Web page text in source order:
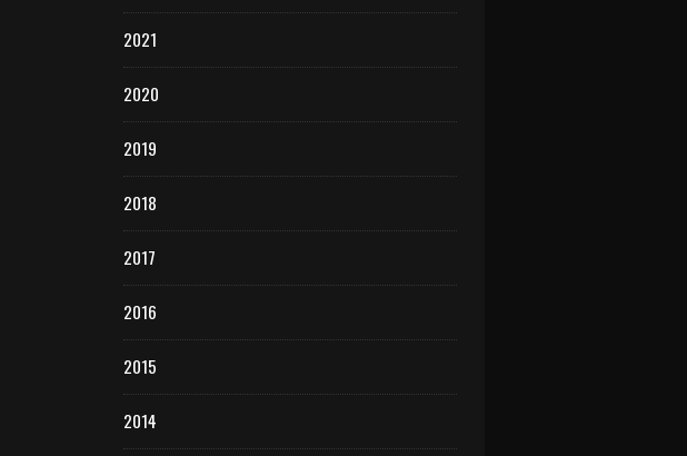
2021
2020
2019
2018
2017
2016
2015
2014